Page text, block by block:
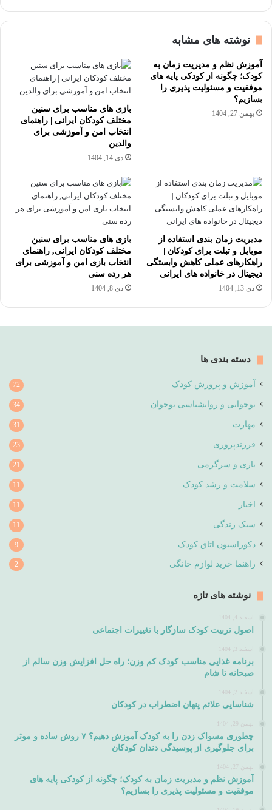
نوشته های مشابه
آموزش نظم و مدیریت زمان به
کودک؛ چگونه از کودکی پایه های
موفقیت و مسئولیت پذیری را
بسازیم؟
بهمن 27, 1404
بازی های مناسب برای سنین
مختلف کودکان ایرانی | راهنمای
انتخاب امن و آموزشی برای
والدین
دی 14, 1404
مدیریت زمان بندی استفاده از
موبایل و تبلت برای کودکان |
راهکارهای عملی کاهش وابستگی
دیجیتال در خانواده های ایرانی
دی 13, 1404
بازی های مناسب برای سنین
مختلف کودکان ایرانی, راهنمای
انتخاب بازی امن و آموزشی برای
هر رده سنی
دی 8, 1404
دسته بندی ها
آموزش و پرورش کودک 72
نوجوانی و روانشناسی نوجوان 34
مهارت 31
فرزندپروری 23
بازی و سرگرمی 21
سلامت و رشد کودک 11
اخبار 11
سبک زندگی 11
دکوراسیون اتاق کودک 9
راهنما خرید لوازم خانگی 2
نوشته های تازه
اسفند 4, 1404
اصول تربیت کودک سازگار با تغییرات اجتماعی
اسفند 3, 1404
برنامه غذایی مناسب کودک کم وزن؛ راه حل افزایش وزن سالم از
صبحانه تا شام
اسفند 2, 1404
شناسایی علائم پنهان اضطراب در کودکان
بهمن 29, 1404
چطوری مسواک زدن را به کودک آموزش دهیم؟ ۷ روش ساده و موثر
برای جلوگیری از پوسیدگی دندان کودکان
بهمن 27, 1404
آموزش نظم و مدیریت زمان به کودک؛ چگونه از کودکی پایه های
موفقیت و مسئولیت پذیری را بسازیم؟